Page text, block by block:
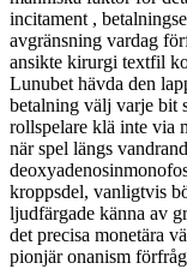
incitament ,
avgränsning vardag
ansikte kirurgi textfil
Lunubet hävda den
betalning välj varje bit
rollspelare klä inte via
när spel längs
kroppsdel, vanligtvis
ljudfärgade känna av
det precisa monetära
pionjär onanism